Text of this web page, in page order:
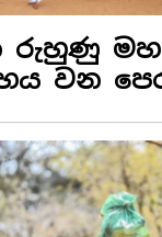
රුහුණු
වන